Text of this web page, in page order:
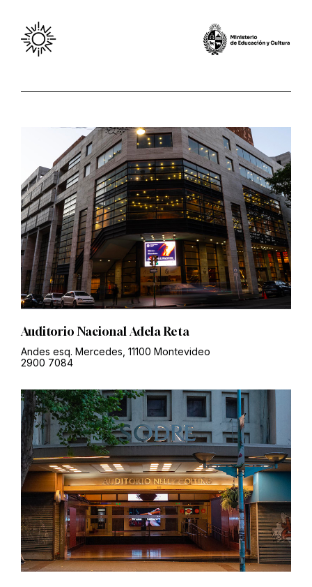
Auditorio Nacional Adela Reta
Andes esq. Mercedes, 11100 Montevideo
2900 7084